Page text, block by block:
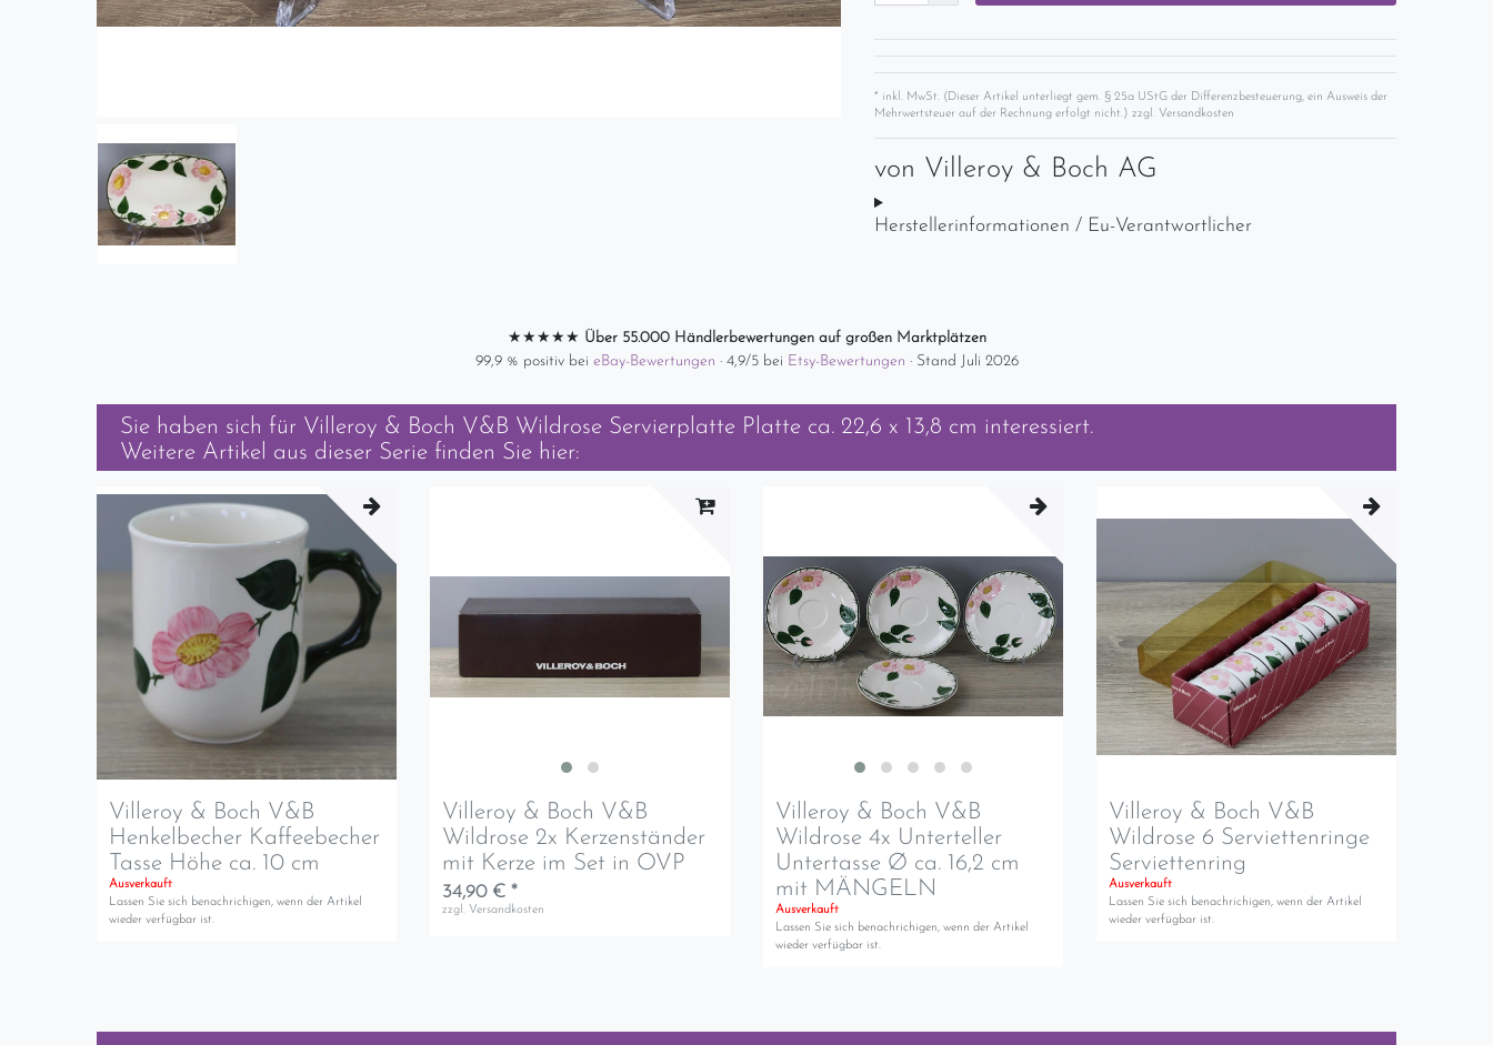
* inkl. MwSt. (Dieser Artikel unterliegt gem. § 25a UStG der Differenzbesteuerung, ein Ausweis der
Mehrwertsteuer auf der Rechnung erfolgt nicht.) zzgl. Versandkosten
von Villeroy & Boch AG
Herstellerinformationen / Eu-Verantwortlicher
★★★★★ Über 55.000 Händlerbewertungen auf großen Marktplätzen
99,9 % positiv bei eBay-Bewertungen · 4,9/5 bei Etsy-Bewertungen · Stand Juli 2026
Sie haben sich für Villeroy & Boch V&B Wildrose Servierplatte Platte ca. 22,6 x 13,8 cm interessiert.
Weitere Artikel aus dieser Serie finden Sie hier:
Villeroy & Boch V&B
Henkelbecher Kaffeebecher
Tasse Höhe ca. 10 cm
Ausverkauft
Lassen Sie sich benachrichigen, wenn der Artikel
wieder verfügbar ist.
Villeroy & Boch V&B
Wildrose 2x Kerzenständer
mit Kerze im Set in OVP
34,90 € *
zzgl. Versandkosten
Villeroy & Boch V&B
Wildrose 4x Unterteller
Untertasse Ø ca. 16,2 cm
mit MÄNGELN
Ausverkauft
Lassen Sie sich benachrichigen, wenn der Artikel
wieder verfügbar ist.
Villeroy & Boch V&B
Wildrose 6 Serviettenringe
Serviettenring
Ausverkauft
Lassen Sie sich benachrichigen, wenn der Artikel
wieder verfügbar ist.